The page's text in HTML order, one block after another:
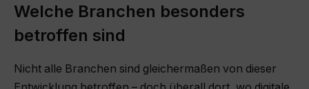
Welche Branchen besonders
betroffen sind
Nicht alle Branchen sind gleichermaßen von dieser